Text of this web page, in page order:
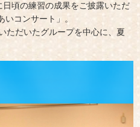
頃の練習の成果をご披露いただ
コンサート」。
ただいたグループを中心に、夏